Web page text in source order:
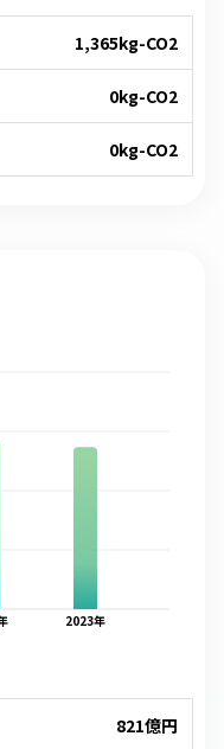
1,365kg-CO2
0kg-CO2
0kg-CO2
2023年
821億円